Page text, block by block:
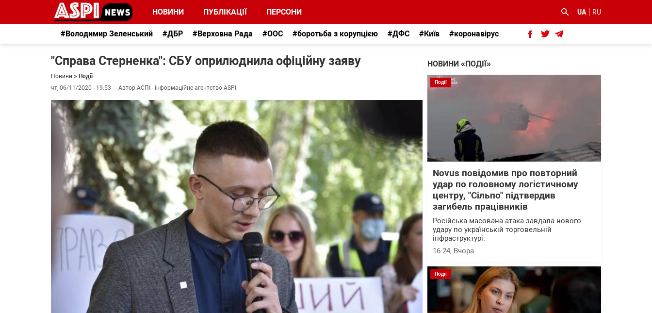
НОВИНИ ПУБЛІКАЦІЇ ПЕРСОНИ UA RU
#Володимир Зеленський #ДБР #Верховна Рада #ООС #боротьба з корупцією #ДФС #Київ #коронавірус
"Справа Стерненка": СБУ оприлюднила офіційну заяву
Новини » Події
чт, 06/11/2020 - 19:53
Автор:АСПІ - інформаційне агентство ASPI
НОВИНИ «ПОДІЇ»
Події
Novus повідомив про повторний
удар по головному логістичному
центру, "Сільпо" підтвердив
загибель працівників
Російська масована атака завдала нового
удару по українській торговельній
інфраструктурі.
16:24, Вчора
Події